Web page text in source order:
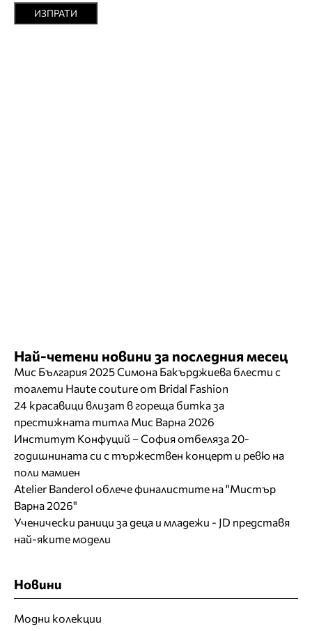
ИЗПРАТИ
Най-четени новини за последния месец
Мис България 2025 Симона Бакърджиева блести с
тоалети Haute couture от Bridal Fashion
24 красавици влизат в гореща битка за
престижната титла Мис Варна 2026
Институт Конфуций – София отбеляза 20-
годишнината си с тържествен концерт и ревю на
поли мамиен
Atelier Banderol облече финалистите на "Мистър
Варна 2026"
Ученически раници за деца и младежи - JD представя
най-яките модели
Новини
Модни колекции